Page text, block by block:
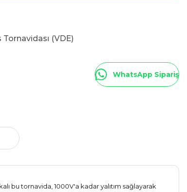
(VDE)
WhatsApp Sipariş
bu tornavida, 1000V'a kadar yalıtım sağlayarak